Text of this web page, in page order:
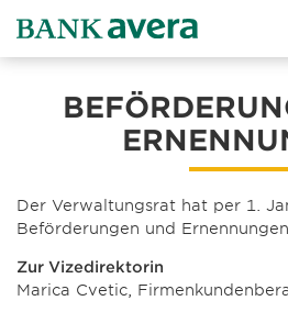
Der Verwaltungsrat hat per 1.
Beförderungen und
Zur Vizedirektorin
Marica Cvetic,